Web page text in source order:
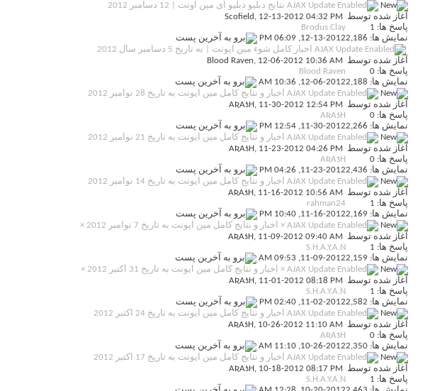
نتایج دبلیو دبلیو ای مین اونت | 12 دسامبر 2012
آغاز شده توسط
Scofield , 12-13-2012 04:32 PM
پاسخ ها: 1
نمایش ها: 2,186
Brodus Clay
12-13-2012,
06:09 PM
اخبار کامل شوء مین ایونت | به تاریخ 5 دسامبر سال 2012
آغاز شده توسط
Blood Raven, 12-06-2012 10:36 AM
پاسخ ها: 0
نمایش ها: 2,188
Blood Raven
12-06-2012,
10:36 AM
اخبار و نتایج کامل مین ایونت به تاریخ 28 نوامبر 2012
آغاز شده توسط
AƦAƾH, 11-30-2012 12:54 PM
پاسخ ها: 0
نمایش ها: 2,266
AƦAƾH
11-30-2012,
12:54 PM
اخبار و نتایج کامل مین ایونت به تاریخ 21 نوامبر 2012
آغاز شده توسط
AƦAƾH, 11-23-2012 04:26 PM
پاسخ ها: 0
نمایش ها: 2,436
AƦAƾH
11-23-2012,
04:26 PM
اخبار و نتایج کامل مین ایونت به تاریخ 14 نوامبر 2012
آغاز شده توسط
AƦAƾH, 11-16-2012 10:56 AM
پاسخ ها: 1
نمایش ها: 2,169
rahman24
11-16-2012,
10:40 PM
× اخبار و نتایج کامل مین ایونت به تاریخ 7 نوامبر 2012 ×
آغاز شده توسط
AƦAƾH, 11-09-2012 09:40 AM
پاسخ ها: 1
نمایش ها: 2,159
S.H.A.Y.A.N
11-09-2012,
09:53 AM
× اخبار و نتایج کامل مین ایونت به تاریخ 31 اکتبر 2012 ×
آغاز شده توسط
AƦAƾH, 11-01-2012 08:18 PM
پاسخ ها: 1
نمایش ها: 2,582
S.H.A.Y.A.N
11-02-2012,
02:40 PM
اخبار و نتایج کامل مین ایونت به تاریخ 24 اکتبر 2012
آغاز شده توسط
AƦAƾH, 10-26-2012 11:10 AM
پاسخ ها: 0
نمایش ها: 2,350
AƦAƾH
10-26-2012,
11:10 AM
اخبار و نتایج کامل مین ایونت به تاریخ 17 اکتبر 2012
آغاز شده توسط
AƦAƾH, 10-18-2012 08:17 PM
پاسخ ها: 1
S.H.A.Y.A.N